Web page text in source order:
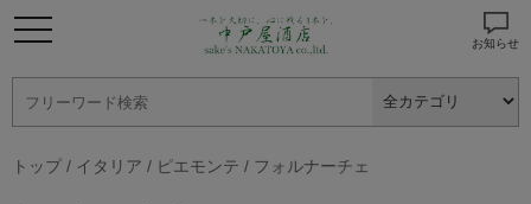
お知らせ
トップ/ イタリア / ピエモンテ / フォルナーチェ